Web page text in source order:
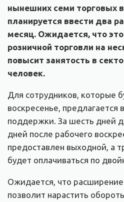
нынешних семи торговых
планируется ввести два
месяц. Ожидается, что
розничной торговли на
повысит занятость в
человек.
Для сотрудников, которые
воскресенье, предлагается
поддержки. За шесть дней
дней после рабочего
предоставлен выходной, а
будет оплачиваться по
Ожидается, что расширение
позволит нарастить